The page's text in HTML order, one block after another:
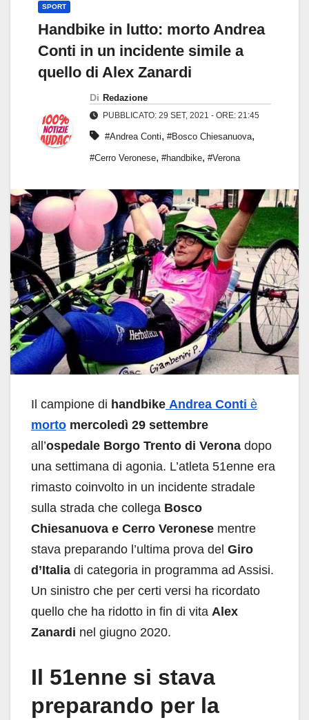
SPORT
Handbike in lutto: morto Andrea
Conti in un incidente simile a
quello di Alex Zanardi
Di Redazione
PUBBLICATO: 29 SET, 2021 - ORE: 21:45
#Andrea Conti, #Bosco Chiesanuova,
#Cerro Veronese, #handbike, #Verona
Il campione di handbike Andrea Conti è
morto mercoledì 29 settembre
all’ospedale Borgo Trento di Verona dopo
una settimana di agonia. L’atleta 51enne era
rimasto coinvolto in un incidente stradale
sulla strada che collega Bosco
Chiesanuova e Cerro Veronese mentre
stava preparando l’ultima prova del Giro
d’Italia di categoria in programma ad Assisi.
Un sinistro che per certi versi ha ricordato
quello che ha ridotto in fin di vita Alex
Zanardi nel giugno 2020.
Il 51enne si stava
preparando per la